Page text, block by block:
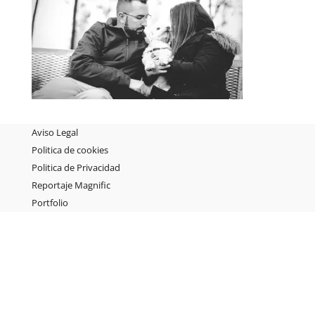
Aviso Legal
Politica de cookies
Politica de Privacidad
Reportaje Magnific
Portfolio